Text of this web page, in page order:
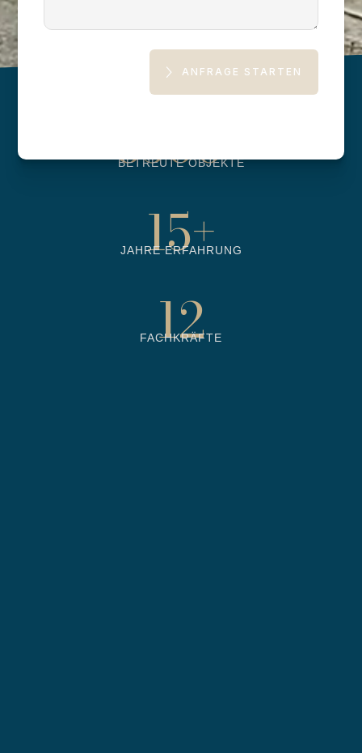
ANFRAGE STARTEN
6500+
BETREUTE OBJEKTE
15+
JAHRE ERFAHRUNG
12
FACHKRÄFTE